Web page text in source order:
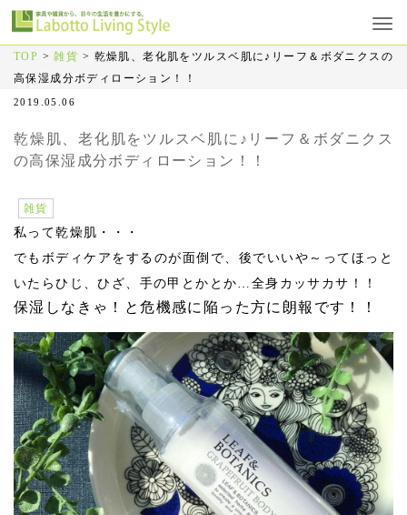
TOP >雑貨 > 乾燥肌、老化肌をツルスベ肌に♪リーフ＆ボダニクスの
高保湿成分ボディローション！！
2019.05.06
乾燥肌、老化肌をツルスベ肌に♪リーフ＆ボダニクス
の高保湿成分ボディローション！！
雑貨
私って乾燥肌・・・
でもボディケアをするのが面倒で、後でいいや～ってほっと
いたらひじ、ひざ、手の甲とかとか…全身カッサカサ！！
保湿しなきゃ！と危機感に陥った方に朗報です！！